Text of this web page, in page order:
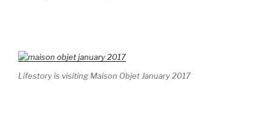
Lifestory is visiting Maison Objet January 2017